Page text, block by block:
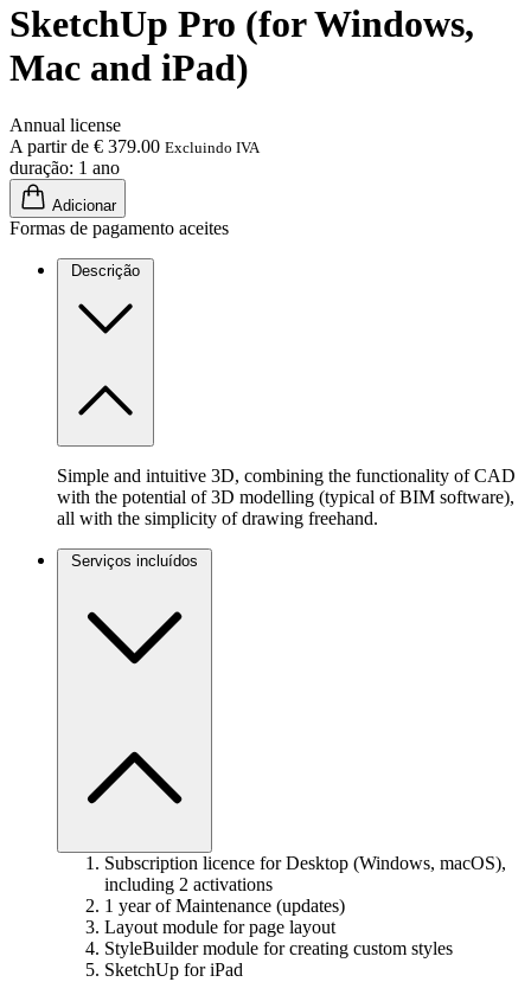
SketchUp Pro (for Windows,
Mac and iPad)
Annual license
A partir de € 379.00 Excluindo IVA
duração: 1 ano
Adicionar
Formas de pagamento aceites
Descrição
Simple and intuitive 3D, combining the functionality of CAD
with the potential of 3D modelling (typical of BIM software),
all with the simplicity of drawing freehand.
Serviços incluídos
Subscription licence for Desktop (Windows, macOS),
including 2 activations
1 year of Maintenance (updates)
Layout module for page layout
StyleBuilder module for creating custom styles
SketchUp for iPad